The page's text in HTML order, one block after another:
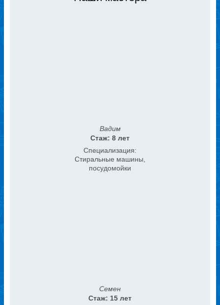
Вадим
Стаж: 8 лет
Специализация:
Стиральные машины,
посудомойки
Семен
Стаж: 15 лет